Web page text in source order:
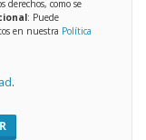
derechos, como se
: Puede
en nuestra Política
.